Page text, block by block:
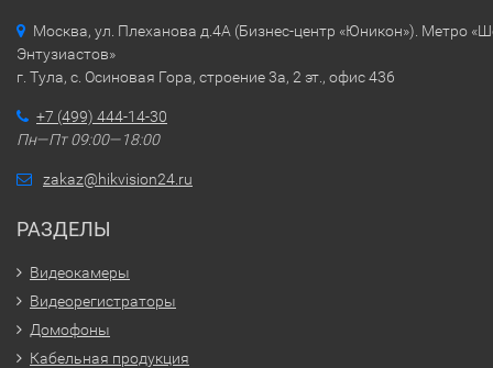
Москва, ул. Плеханова д.4А (Бизнес-центр «Юникон»). Метро
Энтузиастов»
г. Тула, с. Осиновая Гора, строение 3а, 2 эт., офис 436
+7 (499) 444-14-30
Пн—Пт 09:00—18:00
zakaz@hikvision24.ru
РАЗДЕЛЫ
Видеокамеры
Видеорегистраторы
Домофоны
Кабельная продукция